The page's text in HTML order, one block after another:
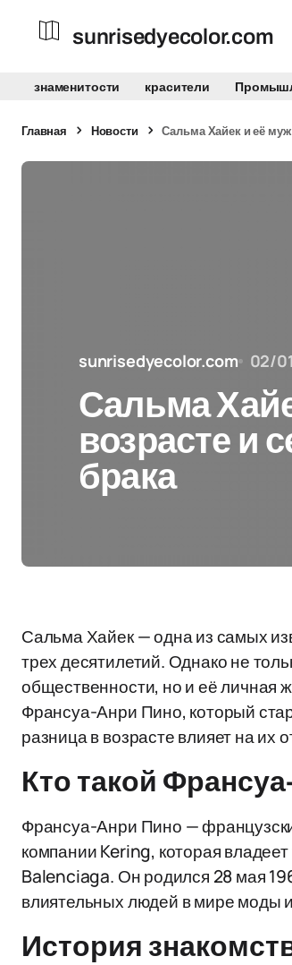
sunrisedyecolor.com
знаменитости красители
Главная Новости Сальма Хайек и её
sunrisedyecolor.com 02/
Сальма
возрасте и
брака
Сальма Хайек — одна из самых
трех десятилетий. Однако не
общественности, но и её личная
Франсуа-Анри Пино, который
разница в возрасте влияет на их
Кто такой
Франсуа-Анри Пино —
компании Kering, которая
Balenciaga. Он родился 28 мая
влиятельных людей в мире моды
История